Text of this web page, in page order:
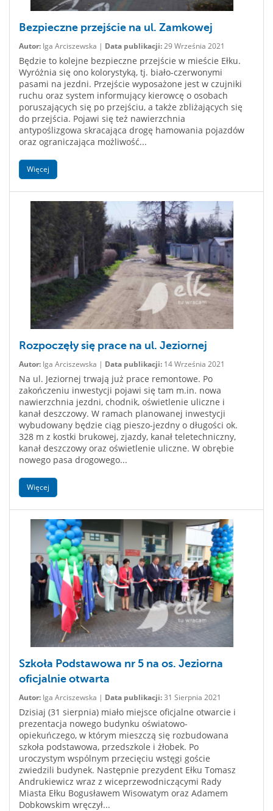
Bezpieczne przejście na ul. Zamkowej
Autor: Iga Arciszewska | Data publikacji:29 Września 2021
Będzie to kolejne bezpieczne przejście w mieście Ełku.
Wyróżnia się ono kolorystyką, tj. biało-czerwonymi
pasami na jezdni. Przejście wyposażone jest w czujniki
ruchu oraz system informujący kierowcę o osobach
poruszających się po przejściu, a także zbliżających się
do przejścia. Pojawi się też nawierzchnia
antypoślizgowa skracająca drogę hamowania pojazdów
oraz ograniczająca możliwość...
Więcej
Rozpoczęły się prace na ul. Jeziornej
Autor: Iga Arciszewska | Data publikacji: 14 Września 2021
Na ul. Jeziornej trwają już prace remontowe. Po
zakończeniu inwestycji pojawi się tam m.in. nowa
nawierzchnia jezdni, chodnik, oświetlenie uliczne i
kanał deszczowy. W ramach planowanej inwestycji
wybudowany będzie ciąg pieszo-jezdny o długości ok.
328 m z kostki brukowej, zjazdy, kanał teletechniczny,
kanał deszczowy oraz oświetlenie uliczne. W obrębie
nowego pasa drogowego...
Więcej
Szkoła Podstawowa nr 5 na os. Jeziorna
oficjalnie otwarta
Autor: Iga Arciszewska | Data publikacji:31 Sierpnia 2021
Dzisiaj (31 sierpnia) miało miejsce oficjalne otwarcie i
prezentacja nowego budynku oświatowo-
opiekuńczego, w którym mieszczą się rozbudowana
szkoła podstawowa, przedszkole i żłobek. Po
uroczystym wspólnym przecięciu wstęgi goście
zwiedzili budynek. Następnie prezydent Ełku Tomasz
Andrukiewicz wraz z wiceprzewodniczącymi Rady
Miasta Ełku Bogusławem Wisowatym oraz Adamem
Dobkowskim wręczył...